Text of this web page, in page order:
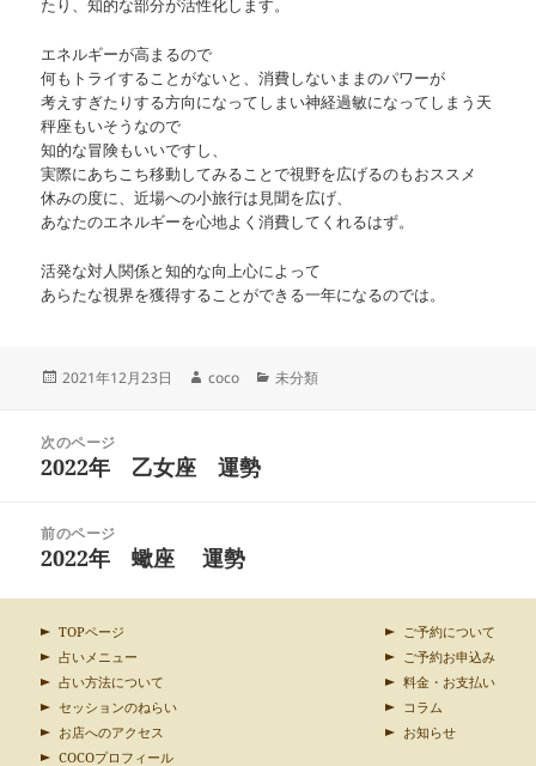
たり、知的な部分が活性化します。
エネルギーが高まるので
何もトライすることがないと、消費しないままのパワーが
考えすぎたりする方向になってしまい神経過敏になってしまう天
秤座もいそうなので
知的な冒険もいいですし、
実際にあちこち移動してみることで視野を広げるのもおススメ
休みの度に、近場への小旅行は見聞を広げ、
あなたのエネルギーを心地よく消費してくれるはず。
活発な対人関係と知的な向上心によって
あらたな視界を獲得することができる一年になるのでは。
投
2021年12月23日
作
coco
カ
未分類
次のページ
前
稿:
2022年 乙女座 運勢
前のページ
次
投
稿:
2022年 蠍座 運勢
TOPページ
占いメニュー
占い方法について
セッションのねらい
お店へのアクセス
COCOプロフィール
ご予約について
ご予約お申込み
料金・お支払い
コラム
お知らせ